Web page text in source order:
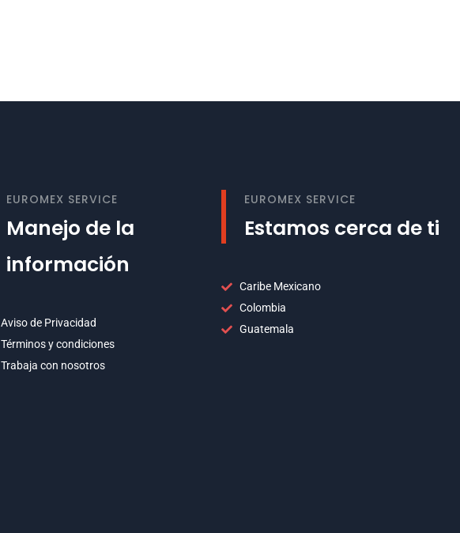
EUROMEX SERVICE
Manejo de la
información
Aviso de Privacidad
Términos y condiciones
Trabaja con nosotros
EUROMEX SERVICE
Estamos cerca de ti
Caribe Mexicano
Colombia
Guatemala